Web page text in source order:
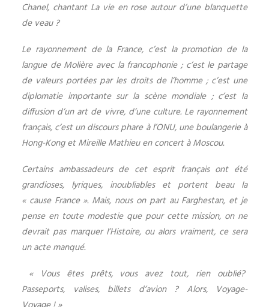
Chanel, chantant La vie en rose autour d’une blanquette
de veau ?
Le rayonnement de la France, c’est la promotion de la
langue de Molière avec la francophonie ; c’est le partage
de valeurs portées par les droits de l’homme ; c’est une
diplomatie importante sur la scène mondiale ; c’est la
diffusion d’un art de vivre, d’une culture. Le rayonnement
français, c’est un discours phare à l’ONU, une boulangerie à
Hong-Kong et Mireille Mathieu en concert à Moscou.
Certains ambassadeurs de cet esprit français ont été
grandioses, lyriques, inoubliables et portent beau la
« cause France ». Mais, nous on part au Farghestan, et je
pense en toute modestie que pour cette mission, on ne
devrait pas marquer l’Histoire, ou alors vraiment, ce sera
un acte manqué.
« Vous êtes prêts, vous avez tout, rien oublié?
Passeports, valises, billets d’avion ? Alors, Voyage-